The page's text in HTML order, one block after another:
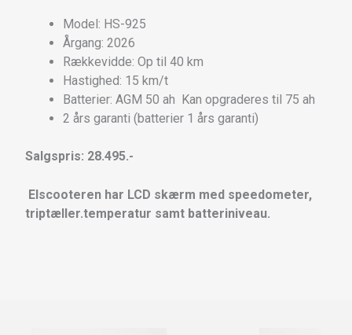
Model: HS-925
Årgang: 2026
Rækkevidde: Op til 40 km
Hastighed: 15 km/t
Batterier: AGM 50 ah Kan opgraderes til 75 ah
2 års garanti (batterier 1 års garanti)
Salgspris: 28.495.-
Elscooteren har LCD skærm med speedometer,
triptæller.temperatur samt batteriniveau.